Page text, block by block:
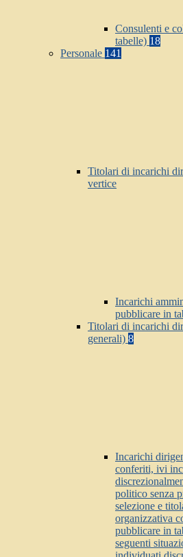
Consulenti e
tabelle) 18
Personale 141
Titolari di incarichi
vertice
Incarichi
pubblicare in
Titolari di incarichi
generali) 8
Incarichi
conferiti, ivi
politico senza
selezione e
organizzativa
pubblicare in
seguenti